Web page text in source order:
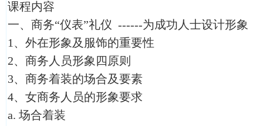
课程内容
一、商务“仪表”礼仪 ------为成功人士设计形象
1、外在形象及服饰的重要性
2、商务人员形象四原则
3、商务着装的场合及要素
4、女商务人员的形象要求
a. 场合着装